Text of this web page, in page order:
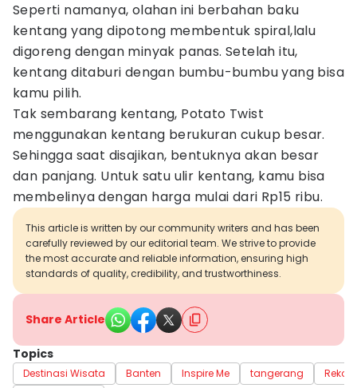
Seperti namanya, olahan ini berbahan baku
kentang yang dipotong membentuk spiral,lalu
digoreng dengan minyak panas. Setelah itu,
kentang ditaburi dengan bumbu-bumbu yang bisa
kamu pilih.
Tak sembarang kentang, Potato Twist
menggunakan kentang berukuran cukup besar.
Sehingga saat disajikan, bentuknya akan besar
dan panjang. Untuk satu ulir kentang, kamu bisa
membelinya dengan harga mulai dari Rp15 ribu.
This article is written by our community writers and has been
carefully reviewed by our editorial team. We strive to provide
the most accurate and reliable information, ensuring high
standards of quality, credibility, and trustworthiness.
Share Article
Topics
Destinasi Wisata Banten Inspire Me tangerang